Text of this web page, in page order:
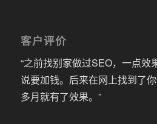
客户评价
“之前找别家做过SEO，一点效
说要加钱。后来在网上找到了
多月就有了效果。”